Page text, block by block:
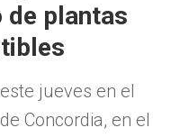
de plantas
jueves en el
Concordia, en el